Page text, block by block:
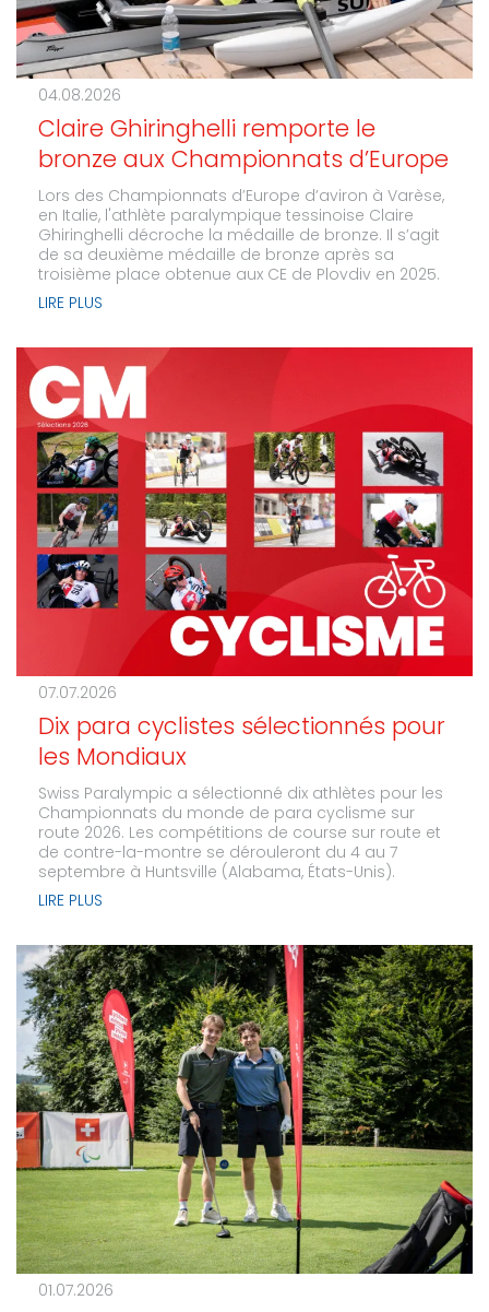
04.08.2026
Claire Ghiringhelli remporte le
bronze aux Championnats d’Europe
Lors des Championnats d’Europe d’aviron à Varèse,
en Italie, l'athlète paralympique tessinoise Claire
Ghiringhelli décroche la médaille de bronze. Il s’agit
de sa deuxième médaille de bronze après sa
troisième place obtenue aux CE de Plovdiv en 2025.
LIRE PLUS
07.07.2026
Dix para cyclistes sélectionnés pour
les Mondiaux
Swiss Paralympic a sélectionné dix athlètes pour les
Championnats du monde de para cyclisme sur
route 2026. Les compétitions de course sur route et
de contre-la-montre se dérouleront du 4 au 7
septembre à Huntsville (Alabama, États-Unis).
LIRE PLUS
01.07.2026